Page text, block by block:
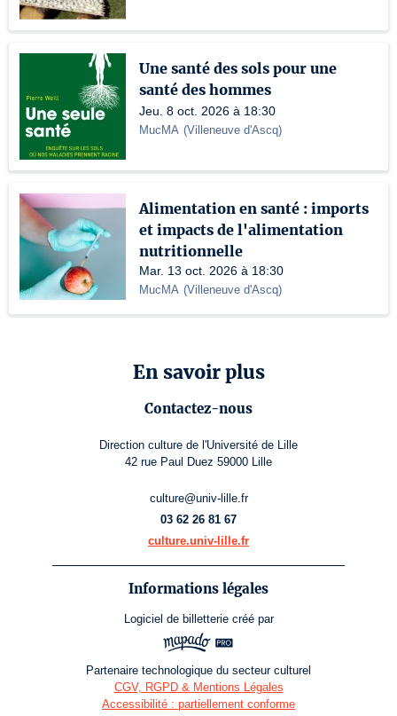
Une santé des sols pour une
santé des hommes
Jeu. 8 oct. 2026 à 18:30
MucMA (Villeneuve d'Ascq)
Alimentation en santé : imports
et impacts de l'alimentation
nutritionnelle
Mar. 13 oct. 2026 à 18:30
MucMA (Villeneuve d'Ascq)
En savoir plus
Contactez-nous
Direction culture de l'Université de Lille
42 rue Paul Duez 59000 Lille
culture@univ-lille.fr
03 62 26 81 67
culture.univ-lille.fr
Informations légales
Logiciel de billetterie créé par
Partenaire technologique du secteur culturel
CGV, RGPD & Mentions Légales
Accessibilité : partiellement conforme